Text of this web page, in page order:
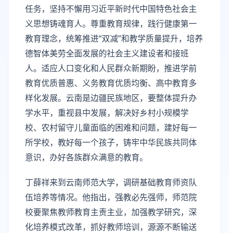
任务，坚持不懈用习近平新时代中国特色社会主
义思想铸魂育人。尊重教育规律，践行健康第一
教育理念，统筹推进“双减”和教学质量提升，培养
德智体美劳全面发展的社会主义建设者和接班
人。适应人口变化和人民群众新期盼，推进学前
教育优质普惠、义务教育优质均衡、高中教育多
样化发展。云南是边疆民族地区，要整体提升办
学水平，重视县中发展，解决好乡村小规模学
校、农村留守儿童面临的困难和问题，建好每一
所学校，教好每一个孩子，铸牢中华民族共同体
意识，办好各族群众满意的教育。
丁薛祥来到云南师范大学，调研基础教育师资队
伍培养等情况。他指出，强教必先强师，师范院
校要聚焦教师教育主责主业，加强教学研究，深
化培养模式改革，抓好教师培训，源源不断输送